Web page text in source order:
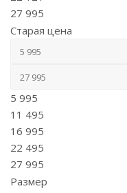
27 995
Старая цена
5 995
11 495
16 995
22 495
27 995
Размер